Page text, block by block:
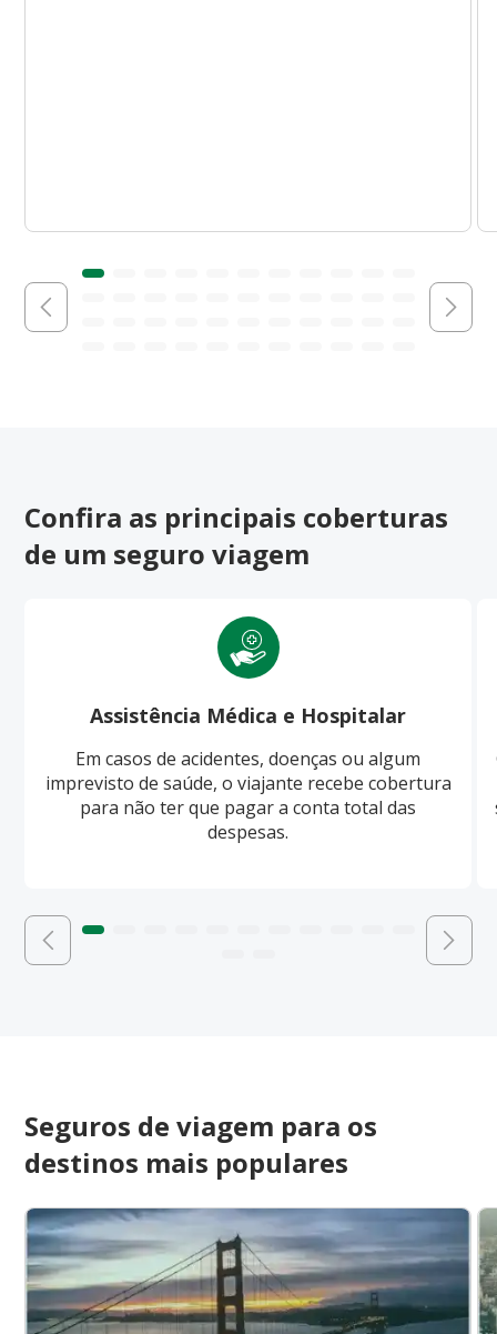
Confira as principais coberturas
de um seguro viagem
Assistência Médica e Hospitalar
Em casos de acidentes, doenças ou algum
imprevisto de saúde, o viajante recebe cobertura
para não ter que pagar a conta total das
despesas.
Seguros de viagem para os
destinos mais populares